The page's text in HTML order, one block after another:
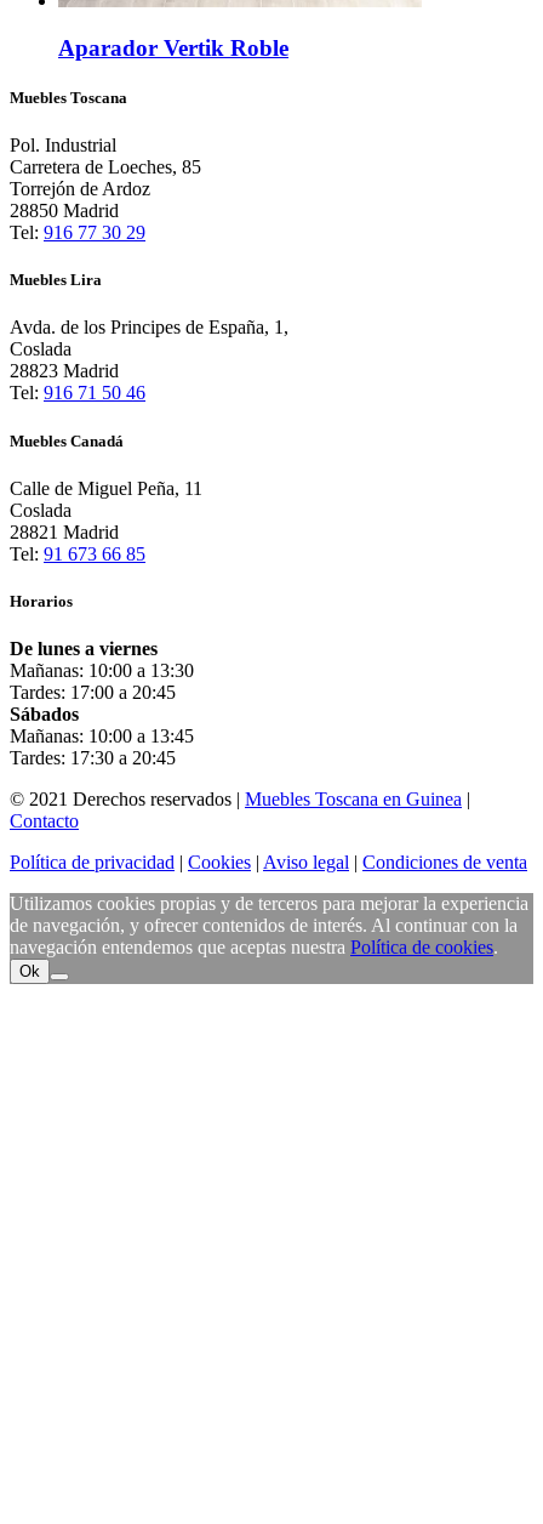
Aparador Vertik Roble
Muebles Toscana
Pol. Industrial
Carretera de Loeches, 85
Torrejón de Ardoz
28850 Madrid
Tel: 916 77 30 29
Muebles Lira
Avda. de los Principes de España, 1,
Coslada
28823 Madrid
Tel: 916 71 50 46
Muebles Canadá
Calle de Miguel Peña, 11
Coslada
28821 Madrid
Tel: 91 673 66 85
Horarios
De lunes a viernes
Mañanas: 10:00 a 13:30
Tardes: 17:00 a 20:45
Sábados
Mañanas: 10:00 a 13:45
Tardes: 17:30 a 20:45
© 2021 Derechos reservados | Muebles Toscana en Guinea |
Contacto
Política de privacidad | Cookies | Aviso legal | Condiciones de venta
Utilizamos cookies propias y de terceros para mejorar la experiencia
de navegación, y ofrecer contenidos de interés. Al continuar con la
navegación entendemos que aceptas nuestra Política de cookies.
Ok